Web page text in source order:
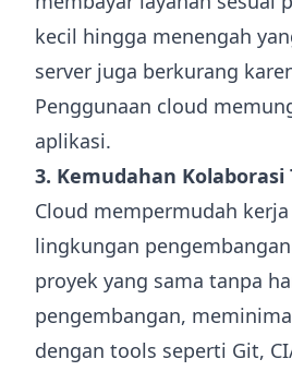
kecil hingga menengah
server juga berkurang
Penggunaan cloud
aplikasi.
3. Kemudahan Kolaborasi
Cloud mempermudah
lingkungan
proyek yang sama tanpa
pengembangan,
dengan tools seperti Git,